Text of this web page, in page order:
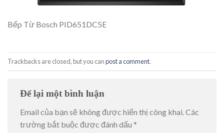
Bếp Từ Bosch PID651DC5E
Trackbacks are closed, but you canpost a comment.
Để lại một bình luận
Email của bạn sẽ không được hiển thị công khai.Các
trường bắt buộc được đánh dấu *